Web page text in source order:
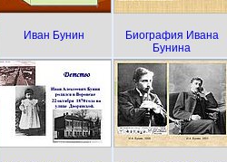
Иван Бунин
Биография Ивана
Бунина